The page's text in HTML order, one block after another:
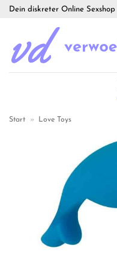
Zum
springen
Dein diskreter Online Sexshop
Start » Love Toys